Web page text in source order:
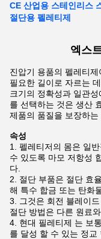
CE 산업용 스테인리스
절단용 펠레티제
엑스
진압기 용품의 펠레티
필요한 길이로 자르는
크기의 정확성과 일관
를 선택하는 것은 생산
제품의 품질을 보장하
속성
펠레티저의 몸은 일
수 있도록 마모 저항성
다.
절단 부품은 절단 효
해 특수 합금 또는 탄화
그것은 회전 블레이
절단 방법은 다른 원료
현대 필레티제 는 보
를 달성 할 수 있는 정교